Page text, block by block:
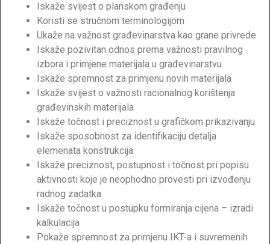
Iskaže svijest o planskom građenju
Koristi se stručnom terminologijom
Ukaže na važnost građevinarstva kao grane privrede
Iskaže pozivitan odnos prema važnosti pravilnog
izbora i primjene materijala u građevinarstvu
Iskaže spremnost za primjenu novih materijala
Iskaže svijest o važnosti racionalnog korištenja
građevinskih materijala
Iskaže točnost i preciznost u grafičkom prikazivanju
Iskaže sposobnost za identifikaciju detalja
elemenata konstrukcija
Iskaže preciznost, postupnost i točnost pri popisu
aktivnosti koje je neophodno provesti pri izvođenju
radnog zadatka
Iskaže točnost u postupku formiranja cijena – izradi
kalkulacija
Pokaže spremnost za primjenu IKT-a i suvremenih